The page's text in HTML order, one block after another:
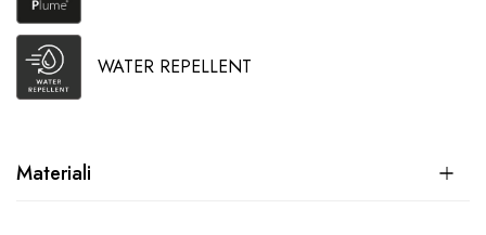
WATER REPELLENT
Materiali